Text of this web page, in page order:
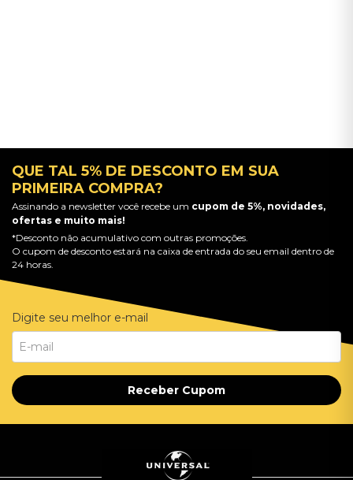
QUE TAL 5% DE DESCONTO EM SUA
PRIMEIRA COMPRA?
Assinando a newsletter você recebe um cupom de 5%, novidades,
ofertas e muito mais!
*Desconto não acumulativo com outras promoções.
O cupom de desconto estará na caixa de entrada do seu email dentro de
24 horas.
Digite seu melhor e-mail
Receber Cupom